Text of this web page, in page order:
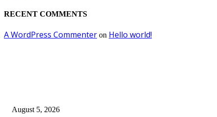
RECENT COMMENTS
A WordPress Commenter on Hello world!
August 5, 2026